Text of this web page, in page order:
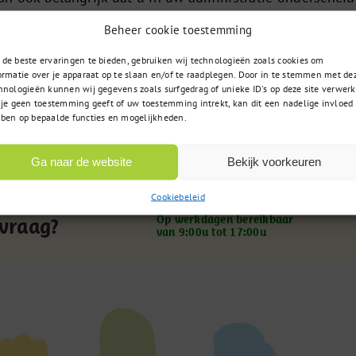
Beheer cookie toestemming
de beste ervaringen te bieden, gebruiken wij technologieën zoals cookies om
over je apparaat op te slaan en/of te raadplegen. Door in te stemmen met
kunnen wij gegevens zoals surfgedrag of unieke ID's op deze site
geen toestemming geeft of uw toestemming intrekt, kan dit een nadelige invloed
op bepaalde functies en mogelijkheden.
Ga naar de website Bekijk voorkeuren
Cookiebeleid
heeft ontvangen is het belangrijk dat u
met welk batchnummer u vaccineert, zodat dit
kan worden.
zoekt
085 – 02 98 705
Op werkdagen bereikbaar
van 9:00u tot 17:00u